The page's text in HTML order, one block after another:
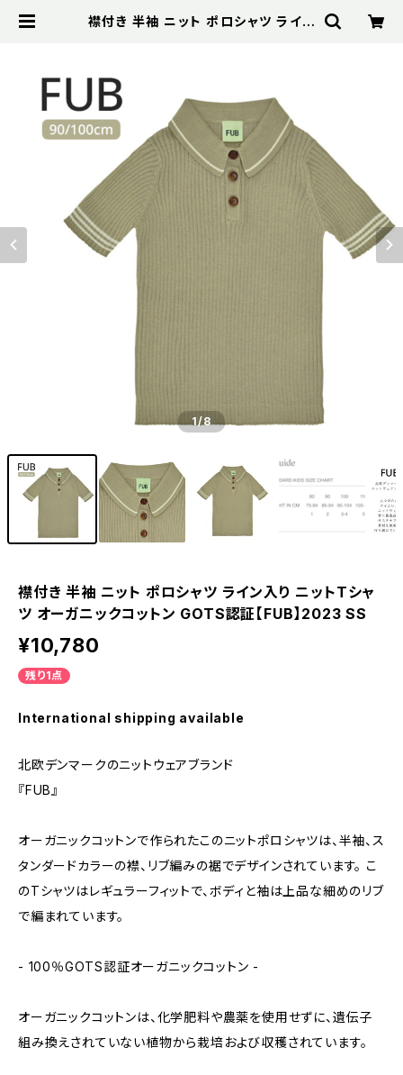
襟付き 半袖 ニット ポロシャツ ライン
1/8
襟付き 半袖 ニット ポロシャツ ライン入り ニットTシャ
ツ オーガニックコットン GOTS認証【FUB】2023 SS
¥10,780
残り1点
International shipping available
北欧デンマークのニットウェアブランド
『FUB』
オーガニックコットンで作られたこのニットポロシャツは、半袖、ス
タンダードカラーの襟、リブ編みの裾でデザインされています。 こ
のTシャツはレギュラーフィットで、ボディと袖は上品な細めのリブ
で編まれています。
- 100％GOTS認証オーガニックコットン -
オーガニックコットンは、化学肥料や農薬を使用せずに、遺伝子
組み換えされていない植物から栽培および収穫されています。